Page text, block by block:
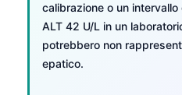
calibrazione o un
ALT 42 U/L in un
potrebbero non
epatico.